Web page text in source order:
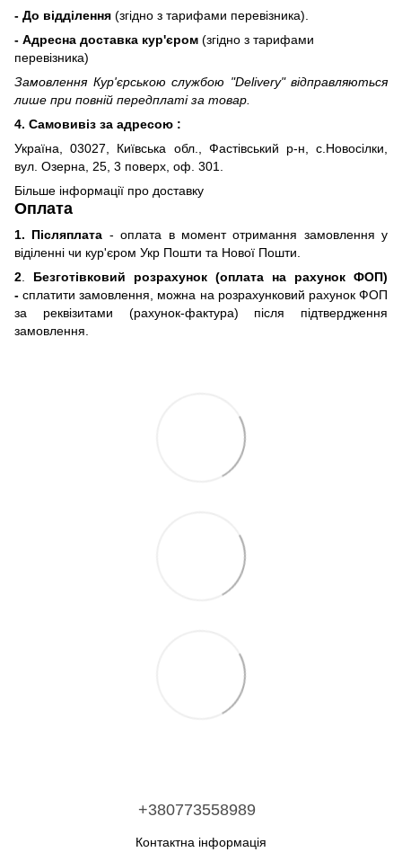
- До відділення (згідно з тарифами перевізника).
- Адресна доставка кур'єром (згідно з тарифами
перевізника)
Замовлення Кур'єрською службою "Delivery" відправляються
лише при повній передплаті за товар.
4. Самовивіз за адресою :
Україна, 03027, Київська обл., Фастівський р-н, с.Новосілки,
вул. Озерна, 25, 3 поверх, оф. 301.
Більше інформації про доставку
Оплата
1. Післяплата - оплата в момент отримання замовлення у
віділенні чи кур'єром Укр Пошти та Нової Пошти.
2
Безготівковий розрахунок (оплата на рахунок ФОП)
-сплатити замовлення, можна на розрахунковий рахунок ФОП
за реквізитами (рахунок-фактура) після підтвердження
замовлення.
+380773558989
Контактна інформація